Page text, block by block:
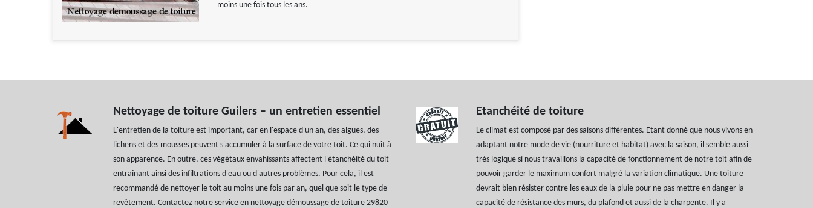
moins une fois tous les ans.
Nettoyage de toiture Guilers – un entretien essentiel
L'entretien de la toiture est important, car en l'espace d'un an, des algues, des
lichens et des mousses peuvent s'accumuler à la surface de votre toit. Ce qui nuit à
son apparence. En outre, ces végétaux envahissants affectent l'étanchéité du toit
entraînant ainsi des infiltrations d'eau ou d'autres problèmes. Pour cela, il est
recommandé de nettoyer le toit au moins une fois par an, quel que soit le type de
revêtement. Contactez notre service en nettoyage démoussage de toiture 29820
Etanchéité de toiture
Le climat est composé par des saisons différentes. Etant donné que nous vivons en
adaptant notre mode de vie (nourriture et habitat) avec la saison, il semble aussi
très logique si nous travaillons la capacité de fonctionnement de notre toit afin de
pouvoir garder le maximum confort malgré la variation climatique. Une toiture
devrait bien résister contre les eaux de la pluie pour ne pas mettre en danger la
capacité de résistance des murs, du plafond et aussi de la charpente. Il y a